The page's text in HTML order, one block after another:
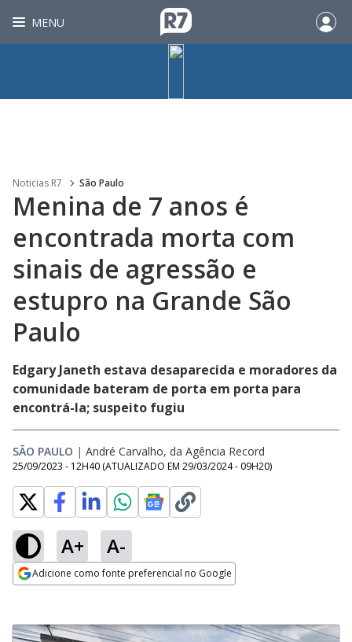
MENU
Noticias R7 São Paulo
Menina de 7 anos é
encontrada morta com
sinais de agressão e
estupro na Grande São
Paulo
Edgary Janeth estava desaparecida e moradores da
comunidade bateram de porta em porta para
encontrá-la; suspeito fugiu
SÃO PAULO | André Carvalho, da Agência Record
25/09/2023 - 12H40 (ATUALIZADO EM 29/03/2024 - 09H20)
A+ A-
Adicione como fonte preferencial no Google